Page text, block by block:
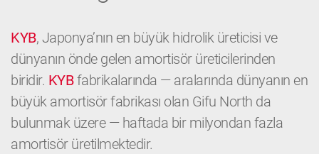
KYB, Japonya’nın en büyük hidrolik üreticisi ve
dünyanın önde gelen amortisör üreticilerinden
biridir. KYBfabrikalarında — aralarında dünyanın en
büyük amortisör fabrikası olan Gifu North da
bulunmak üzere — haftada bir milyondan fazla
amortisör üretilmektedir.